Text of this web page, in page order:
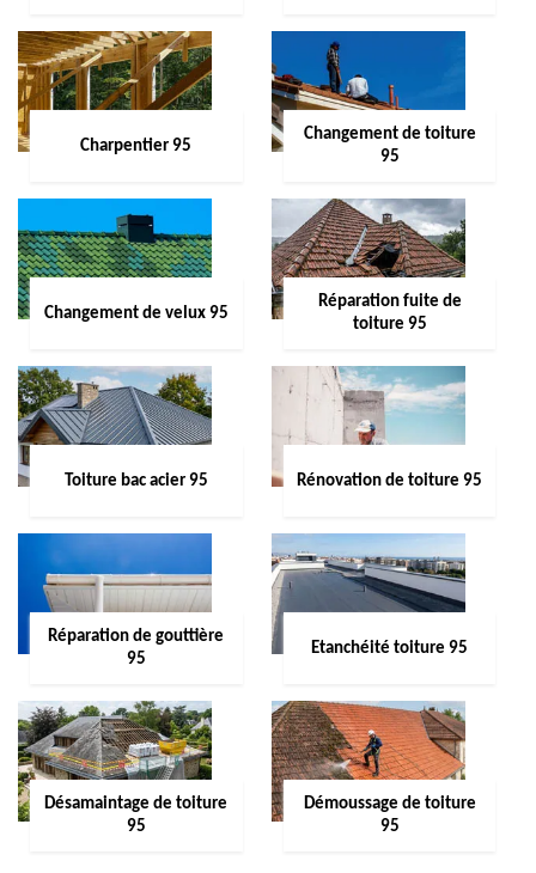
Charpentier 95
Changement de toiture
95
Changement de velux 95
Réparation fuite de
toiture 95
Toiture bac acier 95 Rénovation de toiture 95
Réparation de gouttière
95
Etanchéité toiture 95
Désamaintage de toiture
95
Démoussage de toiture
95